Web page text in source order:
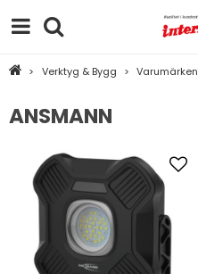
> Verktyg & Bygg > Varumärken
ANSMANN